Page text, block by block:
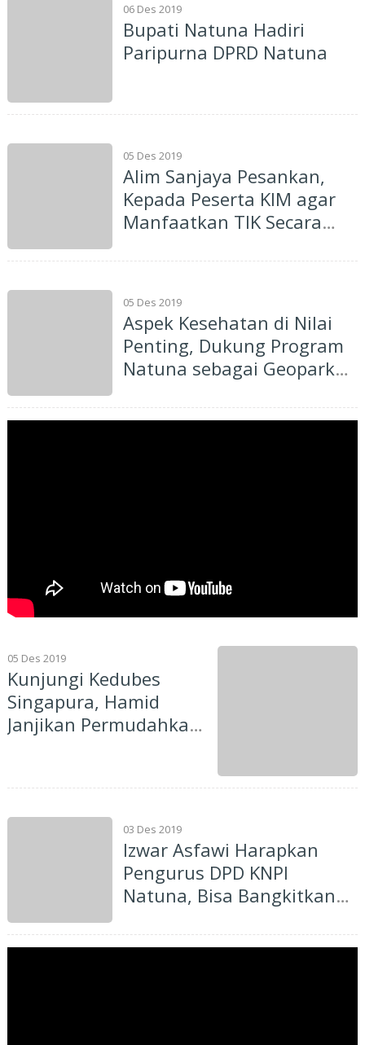
06 Des 2019
Bupati Natuna Hadiri
Paripurna DPRD Natuna
05 Des 2019
Alim Sanjaya Pesankan,
Kepada Peserta KIM agar
Manfaatkan TIK Secara
05 Des 2019
Aspek Kesehatan di Nilai
Penting, Dukung Program
Natuna sebagai Geopark
05 Des 2019
Kunjungi Kedubes
Singapura, Hamid
Janjikan Permudahkan
03 Des 2019
Izwar Asfawi Harapkan
Pengurus DPD KNPI
Natuna, Bisa Bangkitkan